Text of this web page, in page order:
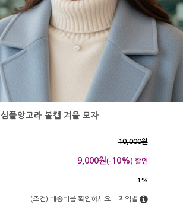
심플앙고라 볼캡 겨울 모자
10,000원
9,000원(- 10%) 할인
1%
(조건) 배송비를 확인하세요 지역별